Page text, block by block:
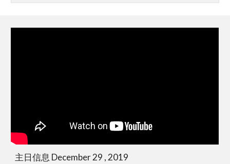
主日信息 December 29 , 2019